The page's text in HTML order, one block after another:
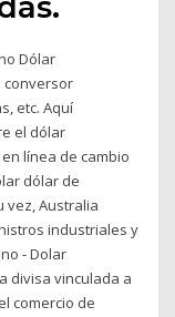
Dólar
conversor
etc. Aquí
el dólar
línea de cambio
dólar de
vez, Australia
industriales y
- Dolar
divisa vinculada a
comercio de